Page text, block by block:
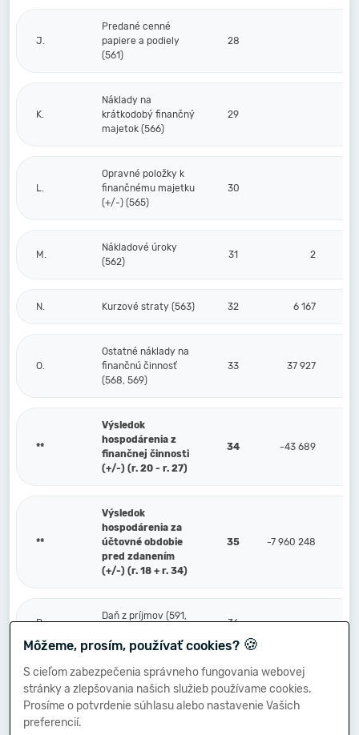
J.
Predané cenné
papiere a podiely
(561)
28
K.
Náklady na
krátkodobý finančný
majetok (566)
29
L.
Opravné položky k
finančnému majetku
(+/-) (565)
30
M.
Nákladové úroky
(562)
31 2
N. Kurzové straty (563) 32 6 167
O.
Ostatné náklady na
finančnú činnosť
(568, 569)
33 37 927
**
Výsledok
hospodárenia z
finančnej činnosti
(+/-) (r. 20 - r. 27)
34 -43 689
**
Výsledok
hospodárenia za
účtovné obdobie
pred zdanením
(+/-) (r. 18 + r. 34)
35 -7 960 248
P.
Daň z príjmov (591,
36
Q.
Prevod podielov na
výsledku
hospodárenia
37
Môžeme, prosím, používať cookies? 🍪
S cieľom zabezpečenia správneho fungovania webovej
stránky a zlepšovania našich služieb používame cookies.
Prosíme o potvrdenie súhlasu alebo nastavenie Vašich
preferencií.